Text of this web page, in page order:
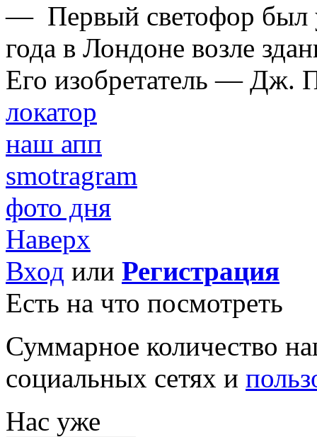
— Первый светофор был
года в Лондоне возле
Его изобретатель — Дж.
локатор
наш апп
smotragram
фото дня
Наверх
Вход или Регистрация
Есть на что посмотреть
Суммарное количество
социальных сетях и
Нас уже